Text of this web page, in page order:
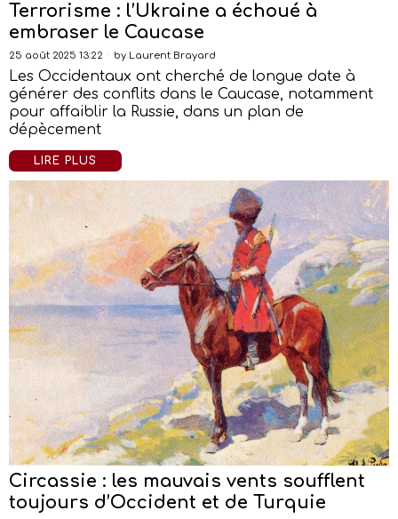
Terrorisme : l’Ukraine a échoué à
embraser le Caucase
25 août 2025 13:22 by Laurent Brayard
Les Occidentaux ont cherché de longue date à
générer des conflits dans le Caucase, notamment
pour affaiblir la Russie, dans un plan de
dépècement
LIRE PLUS
Circassie : les mauvais vents soufflent
toujours d’Occident et de Turquie